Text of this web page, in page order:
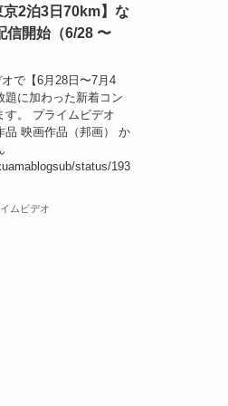
2泊3日70km】な
信開始（6/28 〜
で【6月28日〜7月4
題に加わった新着コン
す。 プライムビデオ
品 映画作品（邦画） か
status/193
ムビデオ